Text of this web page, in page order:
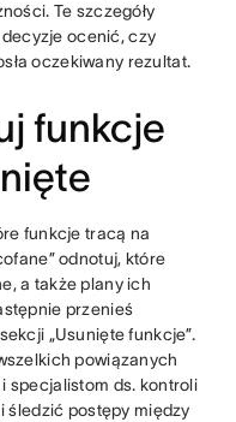
Te szczegóły
ocenić, czy
oczekiwany rezultat.
funkcje
funkcje tracą na
odnotuj, które
a także plany ich
przenieś
„Usunięte funkcje”.
powiązanych
specjalistom ds. kontroli
śledzić postępy między